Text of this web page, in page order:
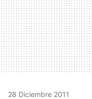
28 Diciembre 2011